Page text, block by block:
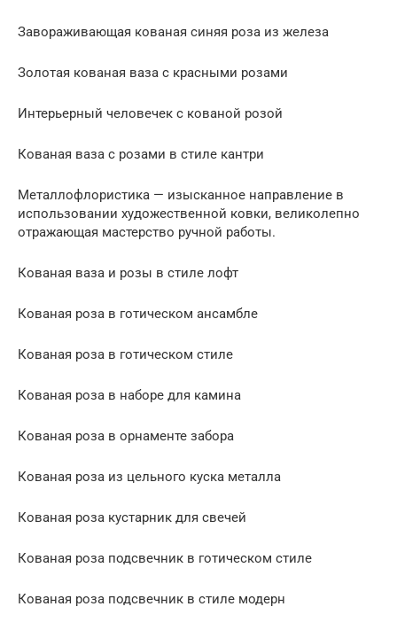
Завораживающая кованая синяя роза из железа
Золотая кованая ваза с красными розами
Интерьерный человечек с кованой розой
Кованая ваза с розами в стиле кантри
Металлофлористика — изысканное направление в
использовании художественной ковки, великолепно
отражающая мастерство ручной работы.
Кованая ваза и розы в стиле лофт
Кованая роза в готическом ансамбле
Кованая роза в готическом стиле
Кованая роза в наборе для камина
Кованая роза в орнаменте забора
Кованая роза из цельного куска металла
Кованая роза кустарник для свечей
Кованая роза подсвечник в готическом стиле
Кованая роза подсвечник в стиле модерн